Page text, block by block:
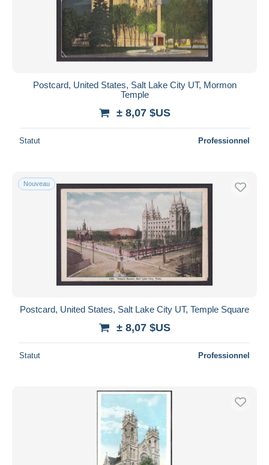
Postcard, United States, Salt Lake City UT, Mormon
Temple
± 8,07 $US
Statut Professionnel
Nouveau
Postcard, United States, Salt Lake City UT, Temple Square
± 8,07 $US
Statut Professionnel